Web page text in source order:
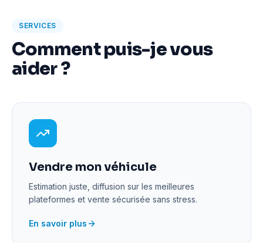
SERVICES
Comment puis-je vous
aider ?
Vendre mon véhicule
Estimation juste, diffusion sur les meilleures
plateformes et vente sécurisée sans stress.
En savoir plus